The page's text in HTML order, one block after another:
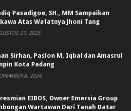
Pasadigoe, SH., MM Sampaikan
Atas Wafatnya Jhoni Tang
27, 2025
Sirhan, Paslon M. Iqbal dan Amasrul
Kota Padang
8, 2024
EIBOS, Owner Emersia Group
Wartawan Dari Tanah Datar